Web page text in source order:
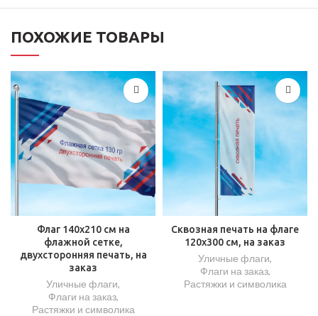
ПОХОЖИЕ ТОВАРЫ
Флаг 140х210 см на
флажной сетке,
двухсторонняя печать, на
заказ
Уличные флаги,
Флаги на заказ,
Растяжки и символика
Сквозная печать на флаге
120х300 см, на заказ
Уличные флаги,
Флаги на заказ,
Растяжки и символика